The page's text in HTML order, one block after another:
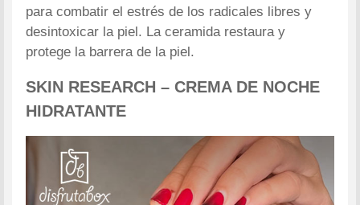
para combatir el estrés de los radicales libres y
desintoxicar la piel. La ceramida restaura y
protege la barrera de la piel.
SKIN RESEARCH – CREMA DE NOCHE
HIDRATANTE